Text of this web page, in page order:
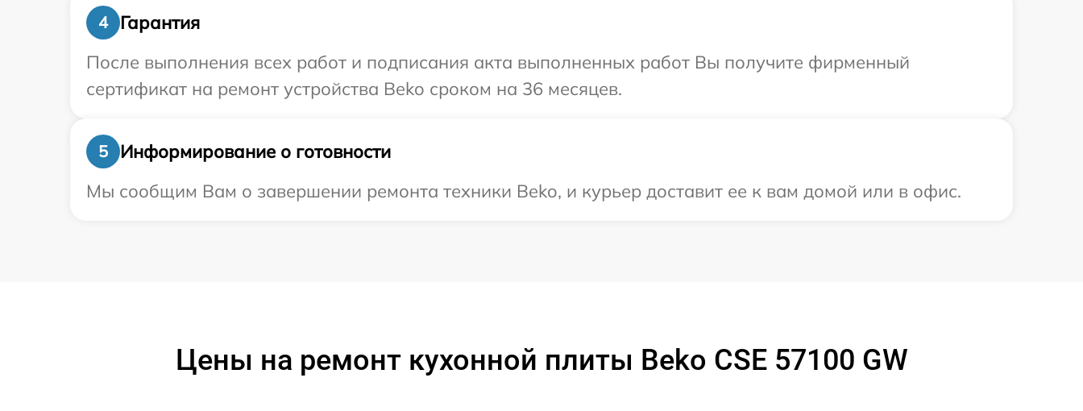
4
Гарантия
После выполнения всех работ и подписания акта выполненных работ Вы получите фирменный
сертификат на ремонт устройства Beko сроком на 36 месяцев.
5
Информирование о готовности
Мы сообщим Вам о завершении ремонта техники Beko, и курьер доставит ее к вам домой или в офис.
Цены на ремонт кухонной плиты Beko CSE 57100 GW